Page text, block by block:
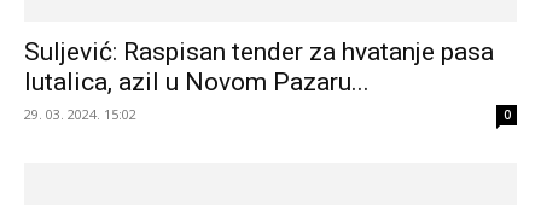
Suljević: Raspisan tender za hvatanje pasa
lutalica, azil u Novom Pazaru...
29. 03. 2024. 15:02 0